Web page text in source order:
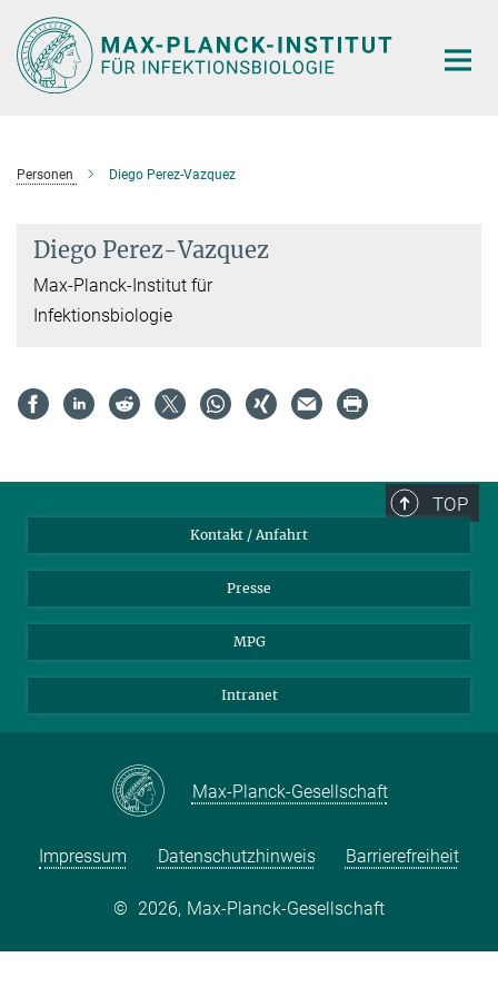
Hauptinhalt
Personen Diego Perez-Vazquez
Diego Perez-Vazquez
Max-Planck-Institut für
Infektionsbiologie
TOP
Kontakt / Anfahrt
Presse
MPG
Intranet
Max-Planck-Gesellschaft
Impressum Datenschutzhinweis Barrierefreiheit
© 2026, Max-Planck-Gesellschaft